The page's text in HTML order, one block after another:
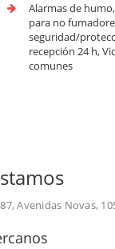
Alarmas de
para no
seguridad/
recepción 24 h,
comunes
Avenidas Novas,